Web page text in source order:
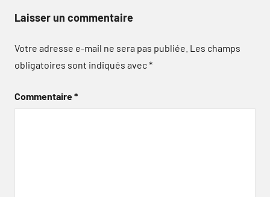
Laisser un commentaire
Votre adresse e-mail ne sera pas publiée. Les champs
obligatoires sont indiqués avec*
Commentaire*